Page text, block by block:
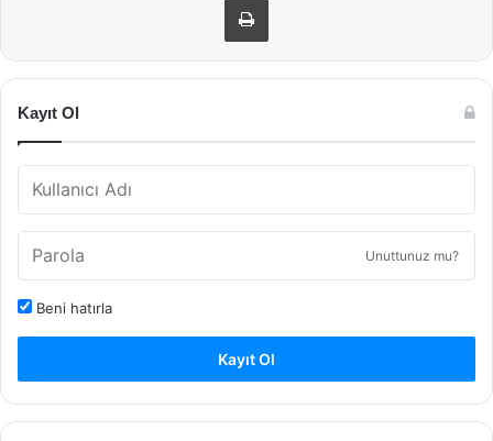
Kayıt Ol
Unuttunuz mu?
Beni hatırla
Kayıt Ol